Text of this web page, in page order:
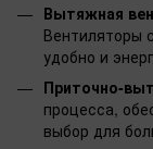
Вытяжная
Вентиляторы
удобно и
Приточно-
процесса,
выбор для